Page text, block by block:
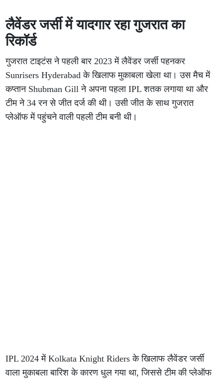
लैवेंडर जर्सी में यादगार रहा गुजरात का
रिकॉर्ड
गुजरात टाइटंस ने पहली बार 2023 में लैवेंडर जर्सी पहनकर
Sunrisers Hyderabad के खिलाफ मुकाबला खेला था। उस मैच में
कप्तान Shubman Gill ने अपना पहला IPL शतक लगाया था और
टीम ने 34 रन से जीत दर्ज की थी। उसी जीत के साथ गुजरात
प्लेऑफ में पहुंचने वाली पहली टीम बनी थी।
IPL 2024 में Kolkata Knight Riders के खिलाफ लैवेंडर जर्सी
वाला मुकाबला बारिश के कारण धुल गया था, जिससे टीम की प्लेऑफ